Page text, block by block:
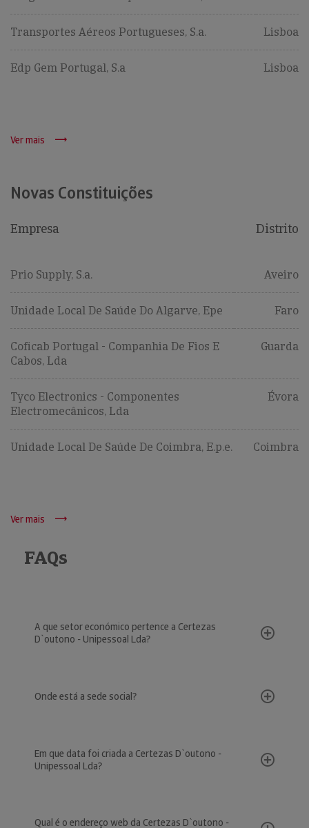
Transportes Aéreos Portugueses, S.a. Lisboa
Edp Gem Portugal, S.a Lisboa
Ver mais
Novas Constituições
Empresa Distrito
Prio Supply, S.a. Aveiro
Unidade Local De Saúde Do Algarve, Epe Faro
Coficab Portugal - Companhia De Fios E
Cabos, Lda
Guarda
Tyco Electronics - Componentes
Electromecânicos, Lda
Évora
Unidade Local De Saúde De Coimbra, E.p.e. Coimbra
Ver mais
FAQs
A que setor económico pertence a Certezas
D`outono - Unipessoal Lda?
Onde está a sede social?
Em que data foi criada a Certezas D`outono -
Unipessoal Lda?
Qual é o endereço web da Certezas D`outono -